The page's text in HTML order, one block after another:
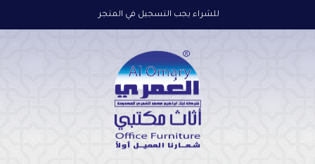
للشراء يجب التسجيل في المتجر